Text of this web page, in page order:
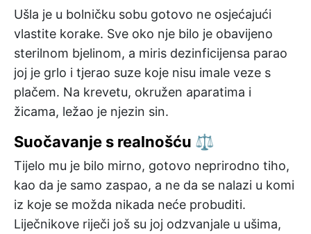
Ušla je u bolničku sobu gotovo ne osjećajući
vlastite korake. Sve oko nje bilo je obavijeno
sterilnom bjelinom, a miris dezinficijensa parao
joj je grlo i tjerao suze koje nisu imale veze s
plačem. Na krevetu, okružen aparatima i
žicama, ležao je njezin sin.
Suočavanje s realnošću ⚖️
Tijelo mu je bilo mirno, gotovo neprirodno tiho,
kao da je samo zaspao, a ne da se nalazi u komi
iz koje se možda nikada neće probuditi.
Liječnikove riječi još su joj odzvanjale u ušima,